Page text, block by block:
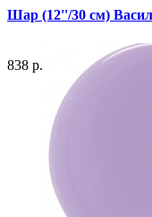
Шар (12''/30 см)
838 р.